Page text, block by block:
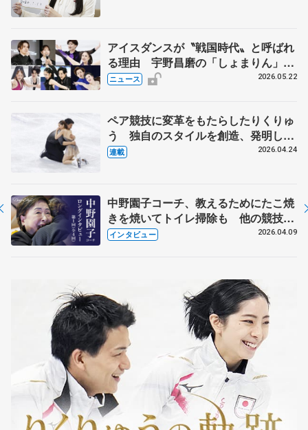
アイスダンスが〝戦国時代〟と呼ばれ
る理由 宇野昌磨の「しょまりん」ら
実力者が相次いで参戦 国内の競争激
ニュース 2026.05.22
ペア競技に変革をもたらしたりくりゅ
う 独自のスタイルを創造、発明した
【引退発表後②】
連載 2026.04.24
中野園子コーチ、教えるためにたこ焼
きを焼いてトイレ掃除も 他の競技に
も通用するという坂本花織の筋肉
インタビュー 2026.04.09